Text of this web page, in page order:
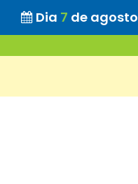
Dia 7 de agosto